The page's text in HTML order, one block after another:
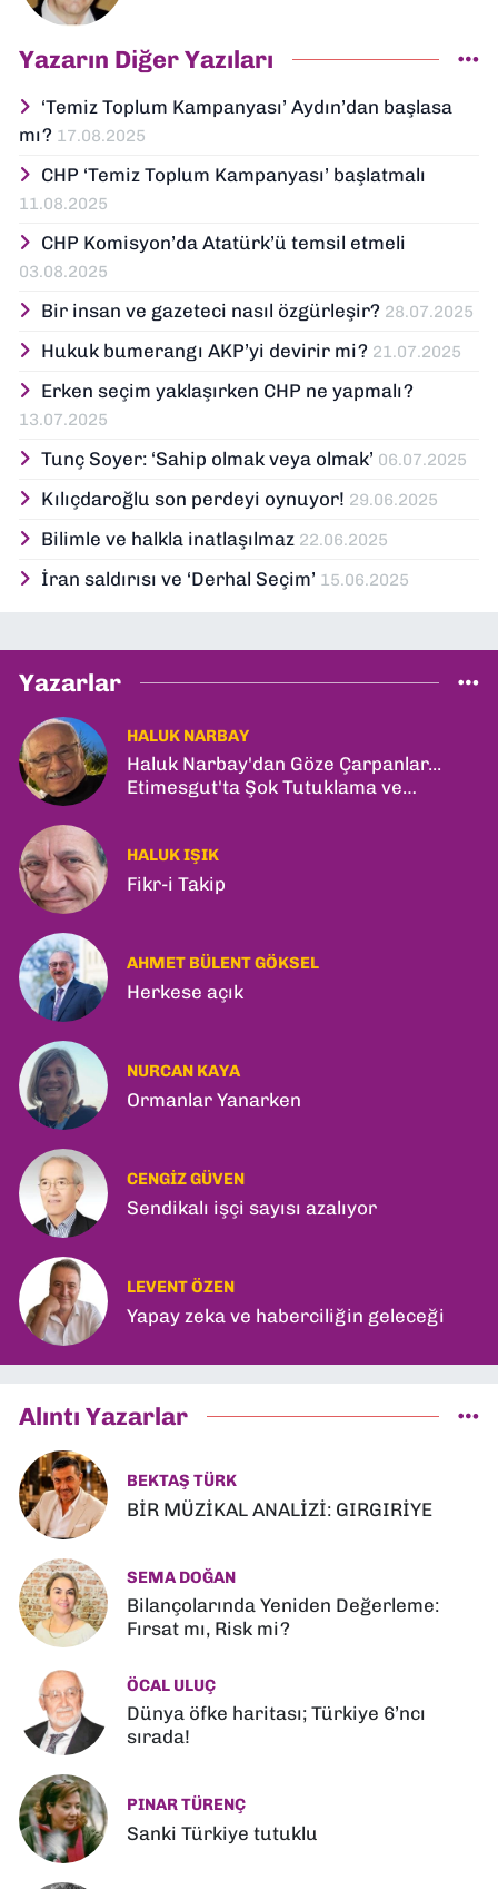
Yazarın Diğer Yazıları
‘Temiz Toplum Kampanyası’ Aydın’dan başlasa
mı? 17.08.2025
CHP ‘Temiz Toplum Kampanyası’ başlatmalı
11.08.2025
CHP Komisyon’da Atatürk’ü temsil etmeli
03.08.2025
Bir insan ve gazeteci nasıl özgürleşir? 28.07.2025
Hukuk bumerangı AKP’yi devirir mi? 21.07.2025
Erken seçim yaklaşırken CHP ne yapmalı?
13.07.2025
Tunç Soyer: ‘Sahip olmak veya olmak’ 06.07.2025
Kılıçdaroğlu son perdeyi oynuyor! 29.06.2025
Bilimle ve halkla inatlaşılmaz 22.06.2025
İran saldırısı ve ‘Derhal Seçim’ 15.06.2025
Yazarlar
HALUK NARBAY
Haluk Narbay'dan Göze Çarpanlar...
Etimesgut'ta Şok Tutuklama ve
HALUK IŞIK
Fikr-i Takip
AHMET BÜLENT GÖKSEL
Herkese açık
NURCAN KAYA
Ormanlar Yanarken
CENGIZ GÜVEN
Sendikalı işçi sayısı azalıyor
LEVENT ÖZEN
Yapay zeka ve haberciliğin geleceği
Alıntı Yazarlar
BEKTAŞ TÜRK
BİR MÜZİKAL ANALİZİ: GIRGIRİYE
SEMA DOĞAN
Bilançolarında Yeniden Değerleme:
Fırsat mı, Risk mi?
ÖCAL ULUÇ
Dünya öfke haritası; Türkiye 6’ncı
sırada!
PINAR TÜRENÇ
Sanki Türkiye tutuklu